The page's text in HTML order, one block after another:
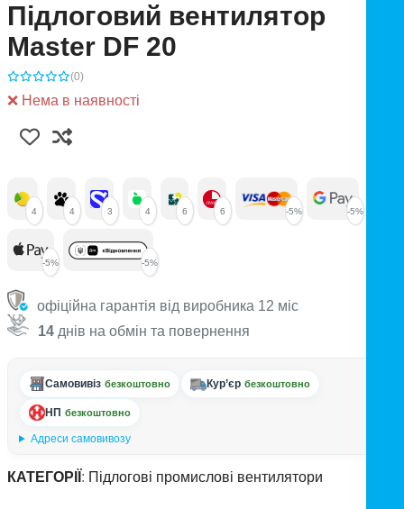
Підлоговий вентилятор
Master DF 20
(0)
❌ Нема в наявності
4 4 3 4 6 6 -5% -5%
-5% -5%
офіційна гарантія від виробника 12 міс
14 днів на обмін та повернення
Самовивіз безкоштовно Кур’єр безкоштовно
НП безкоштовно
Адреси самовивозу
КАТЕГОРІЇ : Підлогові промислові вентилятори